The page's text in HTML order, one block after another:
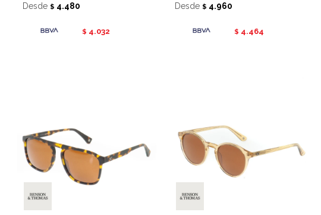
Desde$ 4.480
$ 4.032
Desde$ 4.960
$ 4.464